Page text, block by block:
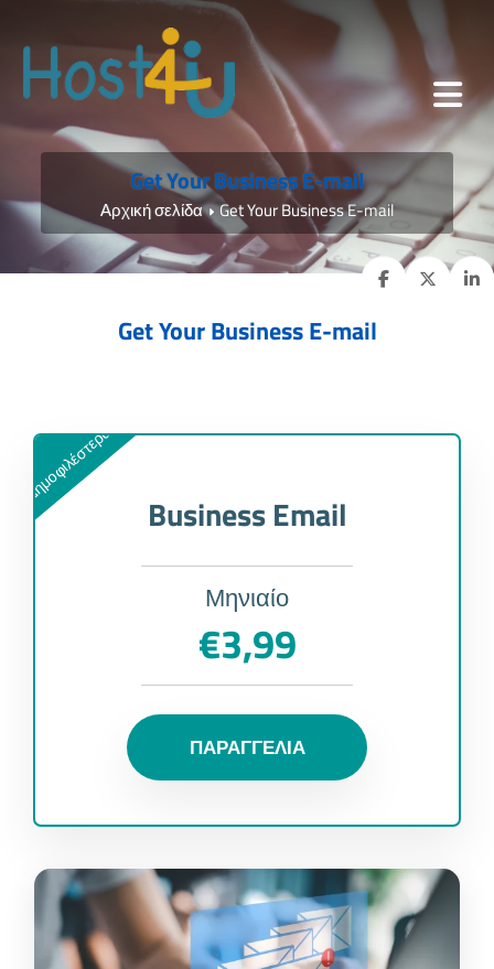
Get Your Business E-mail
Αρχική σελίδα Get Your Business E-mail
Get Your Business E-mail
Δημοφιλέστερα
Business Email
Μηνιαίο
€3,99
ΠΑΡΑΓΓΕΛΙΑ